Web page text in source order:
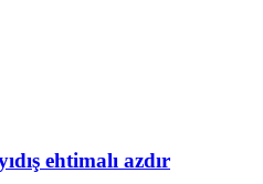
ehtimalı azdır